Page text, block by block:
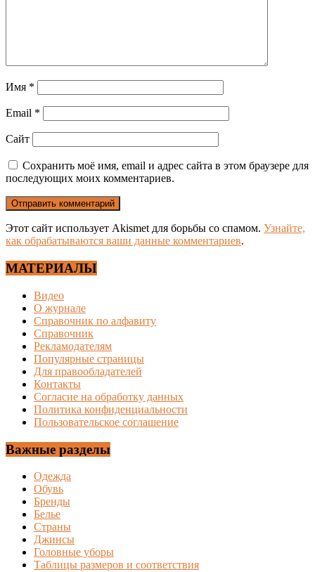
Имя *
Email *
Сайт
Сохранить моё имя, email и адрес сайта в этом браузере для
последующих моих комментариев.
Этот сайт использует Akismet для борьбы со спамом. Узнайте,
как обрабатываются ваши данные комментариев.
МАТЕРИАЛЫ
Видео
О журнале
Справочник по алфавиту
Справочник
Рекламодателям
Популярные страницы
Для правообладателей
Контакты
Согласие на обработку данных
Политика конфиденциальности
Пользовательское соглашение
Важные разделы
Одежда
Обувь
Бренды
Белье
Страны
Джинсы
Головные уборы
Таблицы размеров и соответствия